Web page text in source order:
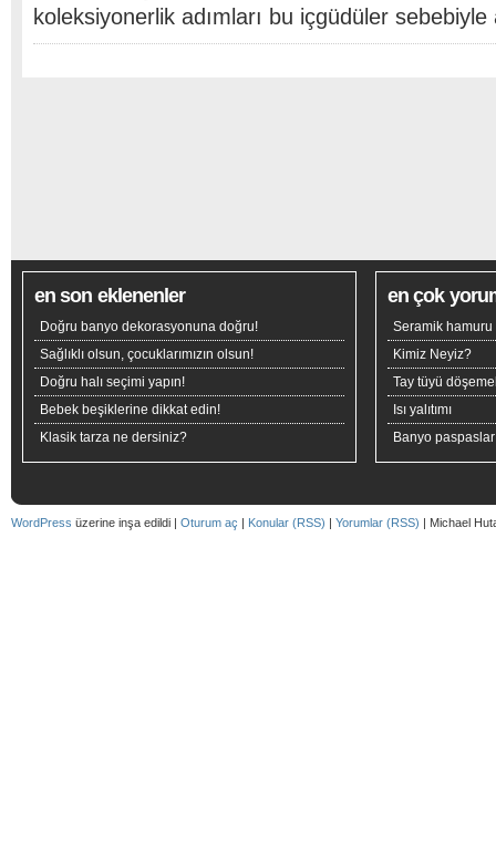
koleksiyonerlik adımları bu içgüdüler
en son eklenenler
Doğru banyo dekorasyonuna doğru!
Sağlıklı olsun, çocuklarımızın olsun!
Doğru halı seçimi yapın!
Bebek beşiklerine dikkat edin!
Klasik tarza ne dersiniz?
en çok
Seramik hamuru
Kimiz Neyiz?
Tay tüyü
Isı yalıtımı
Banyo
WordPress üzerine inşa edildi | Oturum aç | Konular (RSS) | Yorumlar (RSS) | Michael